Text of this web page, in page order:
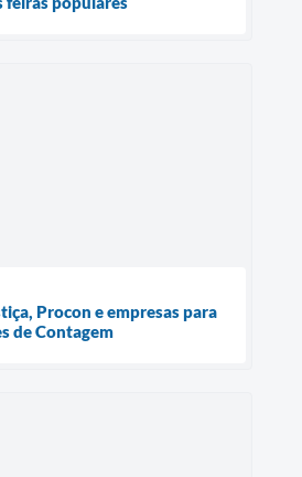
Procon e empresas para
de Contagem